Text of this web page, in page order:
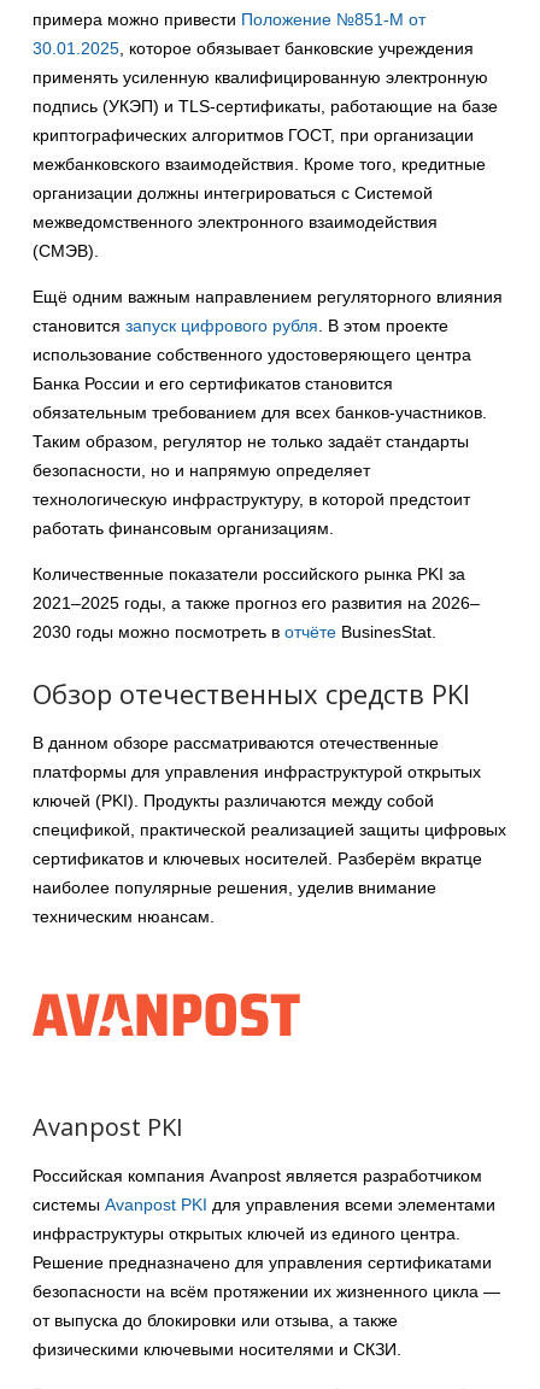
примера можно привести Положение №851-M от
30.01.2025 , которое обязывает банковские учреждения
применять усиленную квалифицированную электронную
подпись (УКЭП) и TLS‑сертификаты, работающие на базе
криптографических алгоритмов ГОСТ, при организации
межбанковского взаимодействия. Кроме того, кредитные
организации должны интегрироваться с Системой
межведомственного электронного взаимодействия
(СМЭВ).
Ещё одним важным направлением регуляторного влияния
становится запуск цифрового рубля . В этом проекте
использование собственного удостоверяющего центра
Банка России и его сертификатов становится
обязательным требованием для всех банков-участников.
Таким образом, регулятор не только задаёт стандарты
безопасности, но и напрямую определяет
технологическую инфраструктуру, в которой предстоит
работать финансовым организациям.
Количественные показатели российского рынка PKI за
2021–2025 годы, а также прогноз его развития на 2026–
2030 годы можно посмотреть в отчёте BusinesStat.
Обзор отечественных средств PKI
В данном обзоре рассматриваются отечественные
платформы для управления инфраструктурой открытых
ключей (PKI). Продукты различаются между собой
спецификой, практической реализацией защиты цифровых
сертификатов и ключевых носителей. Разберём вкратце
наиболее популярные решения, уделив внимание
техническим нюансам.
Avanpost PKI
Российская компания Avanpost является разработчиком
системы Avanpost PKI для управления всеми элементами
инфраструктуры открытых ключей из единого центра.
Решение предназначено для управления сертификатами
безопасности на всём протяжении их жизненного цикла —
от выпуска до блокировки или отзыва, а также
физическими ключевыми носителями и СКЗИ.